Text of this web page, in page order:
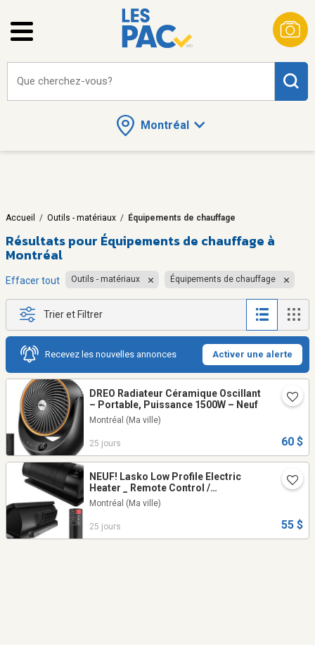
Montréal
Que cherchez-vous?
Accueil / Outils - matériaux / Équipements de chauffage
Résultats pour Équipements de chauffage à
Montréal
Effacer tout Outils - matériaux Équipements de chauffage
Trier et Filtrer
Recevez les nouvelles annonces Activer une alerte
DREO Radiateur Céramique Oscillant
– Portable, Puissance 1500W – Neuf
Montréal (Ma ville)
25 jours 60 $
NEUF! Lasko Low Profile Electric
Heater _ Remote Control /
New/Chauffrette électrique Lasko
Montréal (Ma ville)
25 jours 55 $